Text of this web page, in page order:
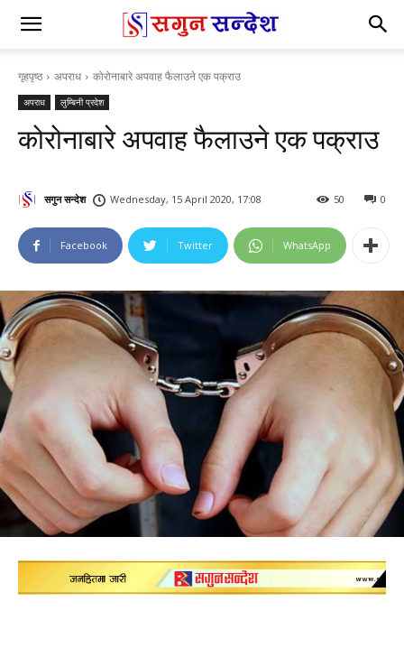
गृहपृष्ठ अपराध कोरोनाबारे अपवाह फैलाउने एक पक्राउ
अपराध लुम्बिनी प्रदेश
कोरोनाबारे अपवाह फैलाउने एक पक्राउ
सगुन सन्देश Wednesday, 15 April 2020, 17:08 0
50
Facebook Twitter WhatsApp